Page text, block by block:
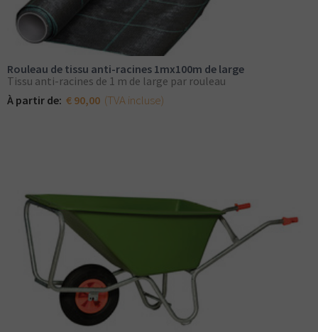
Rouleau de tissu anti-racines 1mx100m de large
Tissu anti-racines de 1 m de large par rouleau
À partir de: € 90,00 (TVA incluse)